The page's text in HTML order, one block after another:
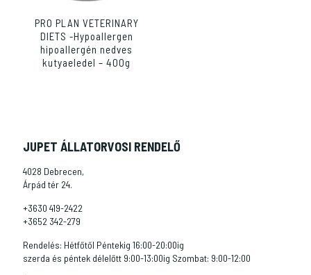
PRO PLAN VETERINARY
DIETS -Hypoallergen
hipoallergén nedves
kutyaeledel – 400g
JUPET ÁLLATORVOSI RENDELŐ
4028 Debrecen,
Árpád tér 24.
+3630 419-2422
+3652 342-279
Rendelés: Hétfőtől Péntekig 16:00-20:00ig
szerda és péntek délelőtt 9:00-13:00ig Szombat: 9:00-12:00